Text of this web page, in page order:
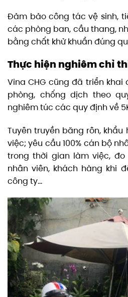
Đảm bảo công tác vệ sinh,
các phòng ban, cầu thang,
bằng chất khử khuẩn đúng
Thực hiện nghiêm chỉ
Vina CHG cũng đã triển
phòng, chống dịch theo
nghiêm túc các quy định về
Tuyên truyền băng rôn,
việc; yêu cầu 100% cán bộ
trong thời gian làm việc, đo
nhân viên, khách hàng khi
công ty…